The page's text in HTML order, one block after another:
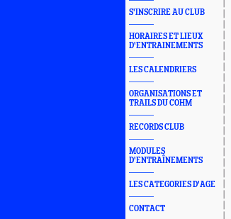
S'INSCRIRE AU CLUB
HORAIRES ET LIEUX
D'ENTRAINEMENTS
LES CALENDRIERS
ORGANISATIONS ET
TRAILS DU COHM
RECORDS CLUB
MODULES
D'ENTRAÎNEMENTS
LES CATEGORIES D'AGE
CONTACT